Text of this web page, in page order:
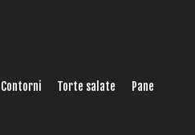
Contorni Torte salate
Pane